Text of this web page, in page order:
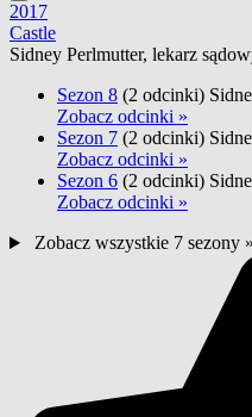
2017
Castle
Sidney Perlmutter, lekarz
Sezon 8 (2 odcinki)
Zobacz odcinki »
Sezon 7 (2 odcinki)
Zobacz odcinki »
Sezon 6 (2 odcinki)
Zobacz odcinki »
Zobacz wszystkie 7 sezony »